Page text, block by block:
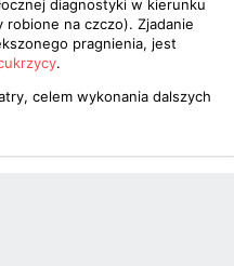
diagnostyki w kierunku
robione na czczo). Zjadanie
pragnienia, jest
.
celem wykonania dalszych